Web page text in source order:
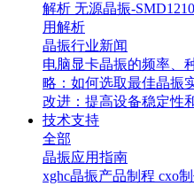
解析 无源晶振-
用解析
晶振行业新闻
电脑显卡晶振的频率、
略：如何选取最佳晶振
改进：提高设备稳定性
技术支持
全部
晶振应用指南
xghc晶振产品制程 cxo